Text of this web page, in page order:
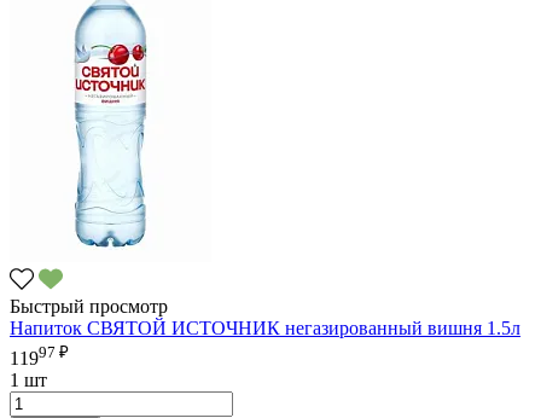
Быстрый просмотр
Напиток СВЯТОЙ ИСТОЧНИК негазированный вишня 1.5л
11997 ₽
1 шт